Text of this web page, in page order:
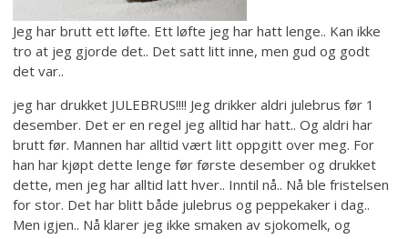
Jeg har brutt ett løfte. Ett løfte jeg har hatt lenge.. Kan ikke
tro at jeg gjorde det.. Det satt litt inne, men gud og godt
det var..
jeg har drukket JULEBRUS!!!! Jeg drikker aldri julebrus før 1
desember. Det er en regel jeg alltid har hatt.. Og aldri har
brutt før. Mannen har alltid vært litt oppgitt over meg. For
han har kjøpt dette lenge før første desember og drukket
dette, men jeg har alltid latt hver.. Inntil nå.. Nå ble fristelsen
for stor. Det har blitt både julebrus og peppekaker i dag..
Men igjen.. Nå klarer jeg ikke smaken av sjokomelk, og